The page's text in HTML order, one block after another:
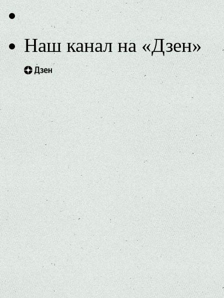
Наш канал на «Дзен»